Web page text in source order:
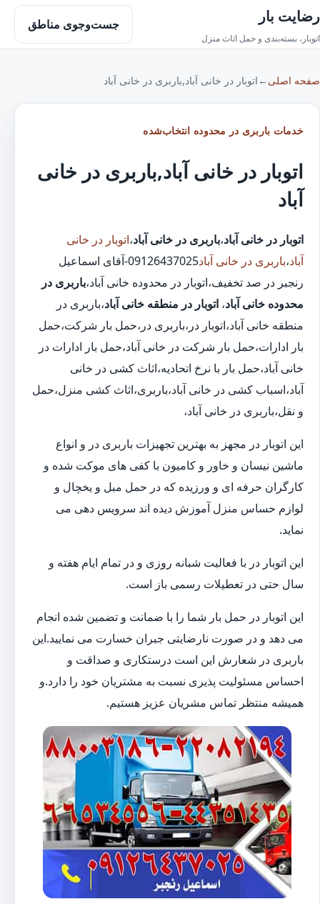
رضایت بار
اتوبار، بسته‌بندی و حمل اثاث منزل
جست‌وجوی مناطق
صفحه اصلی ← اتوبار در خانی آباد,باربری در خانی آباد
خدمات باربری در محدوده انتخاب‌شده
اتوبار در خانی آباد,باربری در خانی
آباد
اتوبار در خانی آباد،باربری در خانی آباد،اتوبار در خانی
آباد،باربری در خانی آباد
09126437025-آقای اسماعیل
رنجبر در صد تخفیف،اتوبار در محدوده خانی آباد،باربری در
محدوده خانی آباد، اتوبار در منطقه خانی آباد،باربری در
منطقه خانی آباد،اتوبار در،باربری در،حمل بار شرکت،حمل
بار ادارات،حمل بار شرکت در خانی آباد،حمل بار ادارات در
خانی آباد،حمل بار با نرخ اتحادیه،اثاث کشی در خانی
آباد،اسباب کشی در خانی آباد،باربری،اثاث کشی منزل،حمل
و نقل،باربری در خانی آباد،
این اتوبار در مجهز به بهترین تجهیزات باربری در و انواع
ماشین نیسان و خاور و کامیون با کفی های موکت شده و
کارگران حرفه ای و ورزیده که در حمل مبل و یخچال و
لوازم حساس منزل آموزش دیده اند سرویس دهی می
نماید.
این اتوبار در با فعالیت شبانه روزی و در تمام ایام هفته و
سال حتی در تعطیلات رسمی باز است.
این اتوبار در حمل بار شما را با ضمانت و تضمین شده انجام
می دهد و در صورت نارضایتی جبران خسارت می نمایید.این
باربری در شعارش این است درستکاری و صداقت و
احساس مسئولیت پذیری نسبت به مشتریان خود را دارد.و
همیشه منتظر تماس مشریان عزیز هستیم.